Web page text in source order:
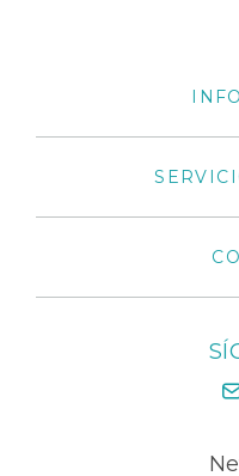
Medivaric?
El
Bogotá
Mis
Medivaric
+57 1
+57